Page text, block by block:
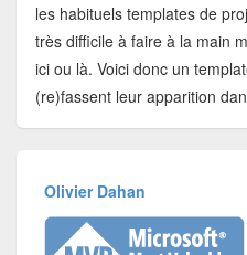
les habituels templates de
très difficile à faire à la main
ici ou là. Voici donc un
(re)fassent leur apparition
Olivier Dahan